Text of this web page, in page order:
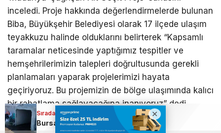
Sıradaki Haber
Şahin Biba, yapımı süren çalışmaları yakından takip ediyor
inceledi. Proje hakkında değerlendirmelerde bulunan
Biba, Büyükşehir Belediyesi olarak 17 ilçede ulaşım
teyakkuzu halinde olduklarını belirterek “Kapsamlı
taramalar neticesinde yaptığımız tespitler ve
hemşehrilerimizin talepleri doğrultusunda gerekli
planlamaları yaparak projelerimizi hayata
geçiriyoruz. Bu projemizin de bölge ulaşımında kalıcı
bir rahatlama sağlayacağına inanıyoruz” dedi.
Sıradaki Haber
Bursa’da skandal görüntüler: Kanalizasyon suyu vatandaşların üzerine aktı